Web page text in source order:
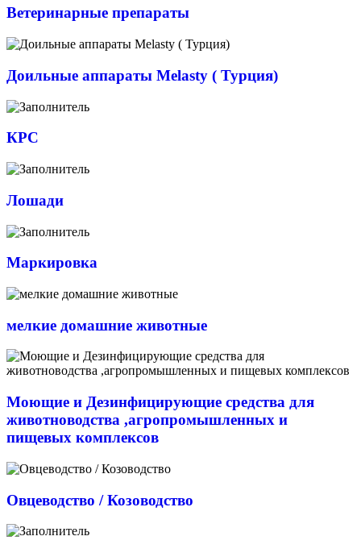
Ветеринарные препараты
Доильные аппараты Melasty ( Турция)
КРС
Лошади
Маркировка
мелкие домашние животные
Моющие и Дезинфицирующие средства для
животноводства ,агропромышленных и
пищевых комплексов
Овцеводство / Козоводство